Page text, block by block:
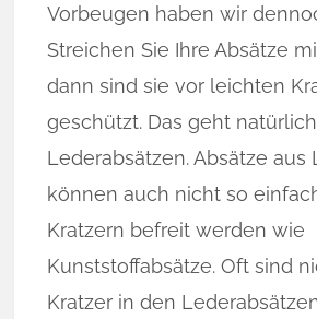
Vorbeugen haben wir
Streichen Sie Ihre Absätze
dann sind sie vor leichten
geschützt. Das geht
Lederabsätzen. Absätze aus
können auch nicht so
Kratzern befreit werden wie
Kunststoffabsätze. Oft sind
Kratzer in den